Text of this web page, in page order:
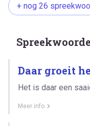
+ nog 26
Daar groeit
Het is daar een
Meer info